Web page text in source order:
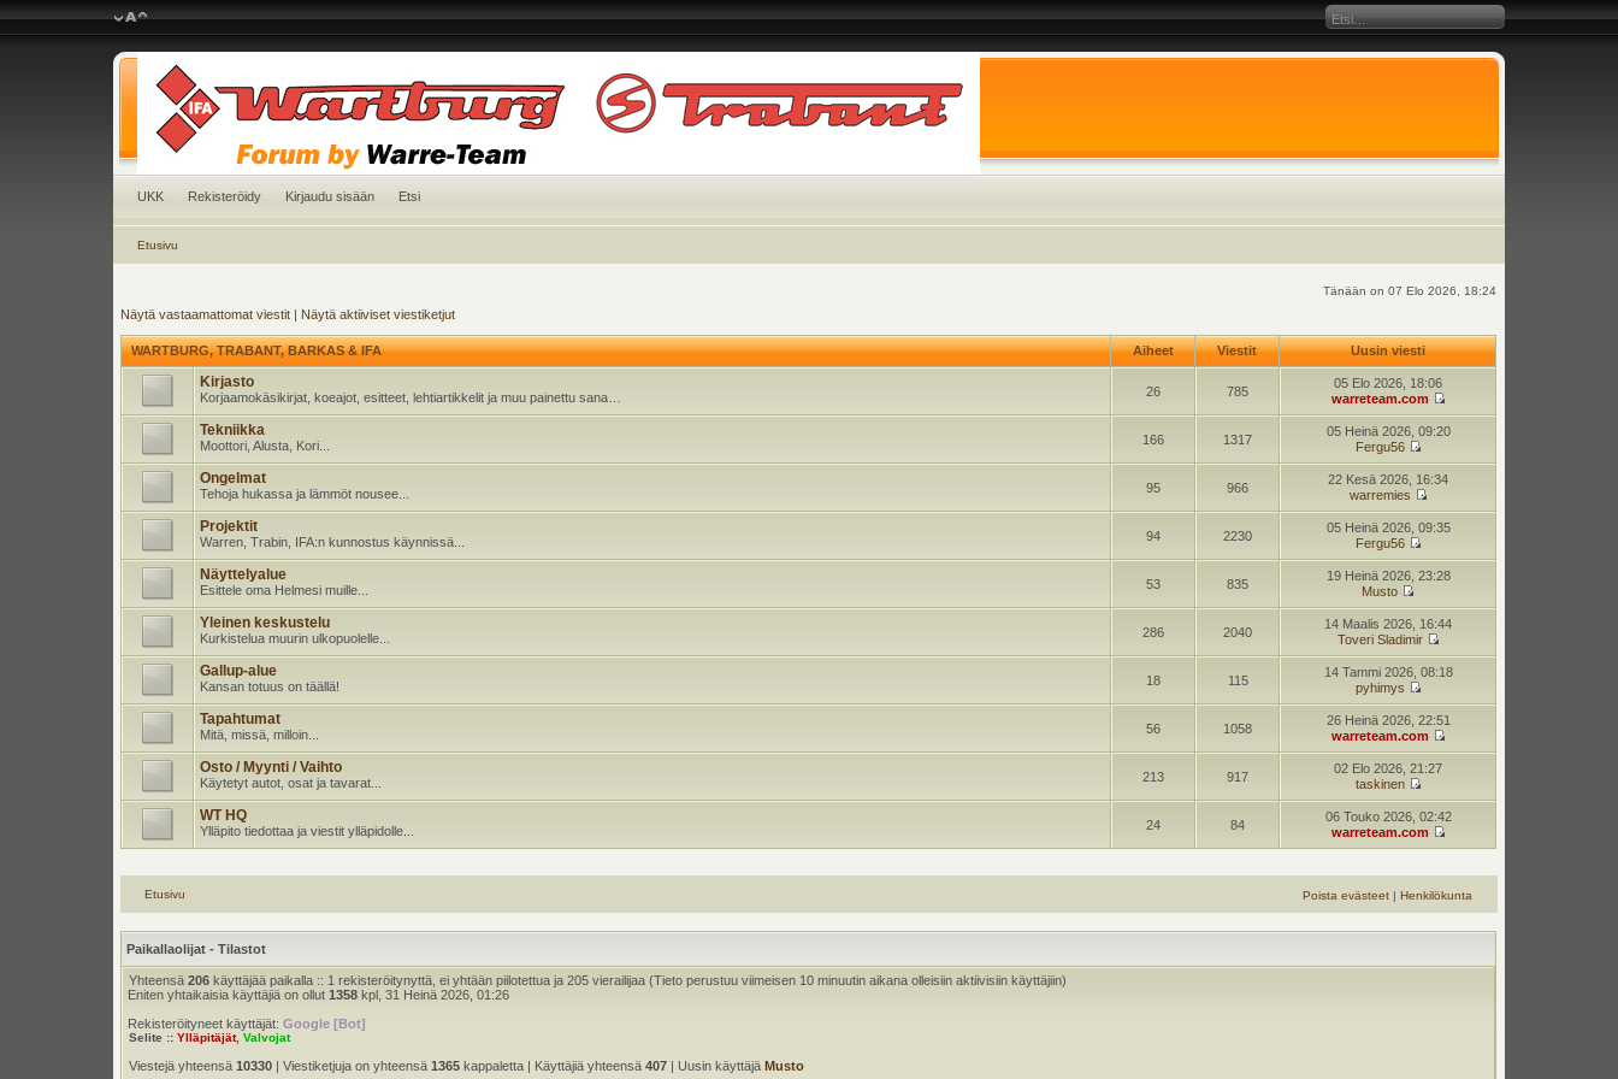
UKK Rekisteröidy Kirjaudu sisään Etsi
Etusivu
Tänään on 07 Elo 2026, 18:24
Näytä vastaamattomat viestit | Näytä aktiiviset viestiketjut
WARTBURG, TRABANT, BARKAS & IFA Aiheet Viestit Uusin viesti
Kirjasto
Korjaamokäsikirjat, koeajot, esitteet, lehtiartikkelit ja muu painettu sana… 26 785
05 Elo 2026, 18:06
warreteam.com
Tekniikka
Moottori, Alusta, Kori... 166 1317
05 Heinä 2026, 09:20
Fergu56
Ongelmat
Tehoja hukassa ja lämmöt nousee... 95 966
22 Kesä 2026, 16:34
warremies
Projektit
Warren, Trabin, IFA:n kunnostus käynnissä... 94 2230
05 Heinä 2026, 09:35
Fergu56
Näyttelyalue
Esittele oma Helmesi muille... 53 835
19 Heinä 2026, 23:28
Musto
Yleinen keskustelu
Kurkistelua muurin ulkopuolelle... 286 2040
14 Maalis 2026, 16:44
Toveri Sladimir
Gallup-alue
Kansan totuus on täällä! 18 115
14 Tammi 2026, 08:18
pyhimys
Tapahtumat
Mitä, missä, milloin... 56 1058
26 Heinä 2026, 22:51
warreteam.com
Osto / Myynti / Vaihto
Käytetyt autot, osat ja tavarat... 213 917
02 Elo 2026, 21:27
taskinen
WT HQ
Ylläpito tiedottaa ja viestit ylläpidolle... 24 84
06 Touko 2026, 02:42
warreteam.com
Poista evästeet| Henkilökunta
Etusivu
Paikallaolijat - Tilastot
Yhteensä206 käyttäjää paikalla :: 1 rekisteröitynyttä, ei yhtään piilotettua ja 205 vierailijaa (Tieto perustuu viimeisen 10 minuutin aikana olleisiin aktiivisiin käyttäjiin)
Eniten yhtaikaisia käyttäjiä on ollut1358 kpl, 31 Heinä 2026, 01:26
Rekisteröityneet käyttäjät:Google [Bot]
Selite ::Ylläpitäjät,Valvojat
Viestejä yhteensä10330 | Viestiketjuja on yhteensä1365 kappaletta | Käyttäjiä yhteensä407 | Uusin käyttäjäMusto